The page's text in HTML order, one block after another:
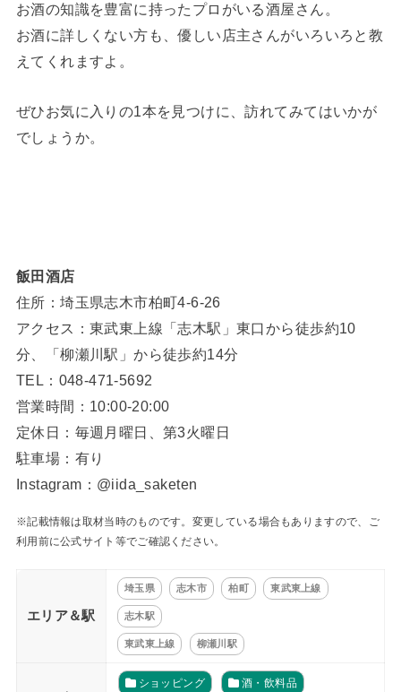
お酒の知識を豊富に持ったプロがいる酒屋さん。
お酒に詳しくない方も、優しい店主さんがいろいろと教
えてくれますよ。
ぜひお気に入りの1本を見つけに、訪れてみてはいかが
でしょうか。
飯田酒店
住所：埼玉県志木市柏町4-6-26
アクセス：東武東上線「志木駅」東口から徒歩約10
分、「柳瀬川駅」から徒歩約14分
TEL：048-471-5692
営業時間：10:00-20:00
定休日：毎週月曜日、第3火曜日
駐車場：有り
Instagram：@iida_saketen
※記載情報は取材当時のものです。変更している場合もありますので、ご
利用前に公式サイト等でご確認ください。
エリア＆駅
埼玉県 志木市 柏町 東武東上線
志木駅
東武東上線 柳瀬川駅
ショッピング 酒・飲料品